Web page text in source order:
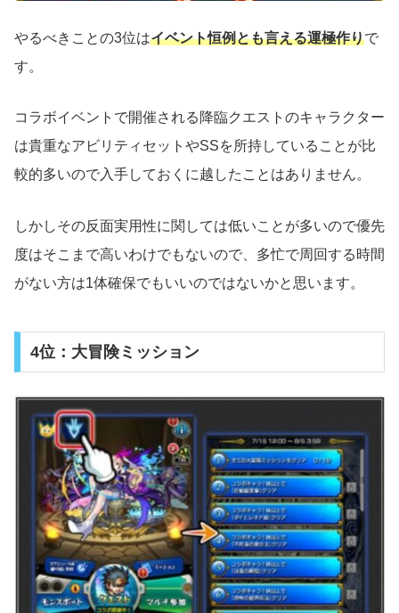
やるべきことの3位はイベント恒例とも言える運極作りで
す。
コラボイベントで開催される降臨クエストのキャラクター
は貴重なアビリティセットやSSを所持していることが比
較的多いので入手しておくに越したことはありません。
しかしその反面実用性に関しては低いことが多いので優先
度はそこまで高いわけでもないので、多忙で周回する時間
がない方は1体確保でもいいのではないかと思います。
4位：大冒険ミッション